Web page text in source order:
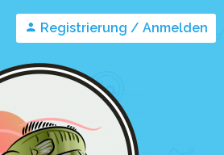
Registrierung / Anmelden